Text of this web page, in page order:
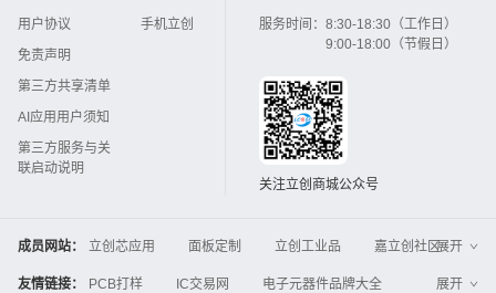
用户协议
免责声明
第三方共享清单
AI应用用户须知
第三方服务与关
联启动说明
手机立创
服务时间： 8:30-18:30（工作日）
9:00-18:00（节假日）
关注立创商城公众号
成员网站： 立创芯应用 面板定制 立创工业品
嘉立创社区
3D打印
嘉立创FPC 嘉立创PCB
嘉立创FA
展开
友情链接： PCB打样 IC交易网
电子元器件品牌大全
展开